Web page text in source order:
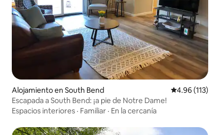
Alojamiento en South Bend Calificación
4.96 (113)
Escapada a South Bend: ¡a pie de Notre Dame!
Espacios interiores · Familiar · En la cercanía